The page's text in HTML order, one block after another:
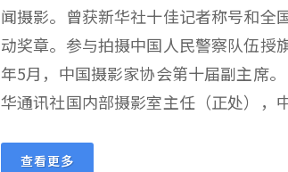
闻摄影。曾获新华社十佳记者称号和全
动奖章。参与拍摄中国人民警察队伍授
年5月，中国摄影家协会第十届副主席
华通讯社国内部摄影室主任（正处），
查看更多